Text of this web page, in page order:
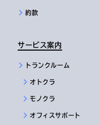
約款
サービス案内
トランクルーム
オトクラ
モノクラ
オフィスサポート